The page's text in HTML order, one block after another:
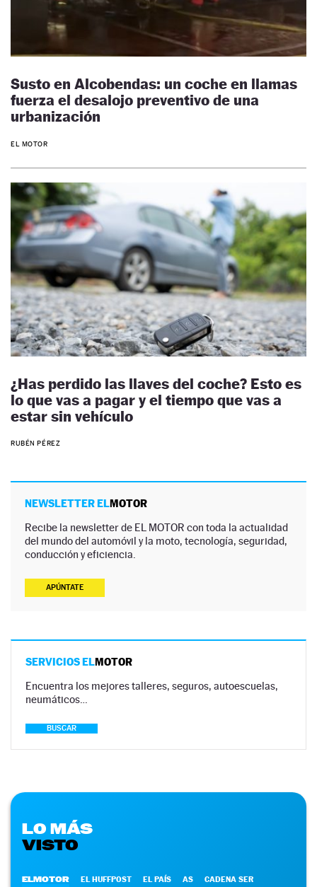
Susto en Alcobendas: un coche en llamas
fuerza el desalojo preventivo de una
urbanización
EL MOTOR
¿Has perdido las llaves del coche? Esto es
lo que vas a pagar y el tiempo que vas a
estar sin vehículo
RUBÉN PÉREZ
NEWSLETTER ELMOTOR
Recibe la newsletter de EL MOTOR con toda la actualidad
del mundo del automóvil y la moto, tecnología, seguridad,
conducción y eficiencia.
APÚNTATE
SERVICIOS ELMOTOR
Encuentra los mejores talleres, seguros, autoescuelas,
neumáticos…
BUSCAR
LO MÁS
VISTO
ELMOTOR EL HUFFPOST EL PAÍS AS CADENA SER